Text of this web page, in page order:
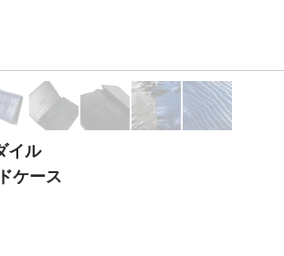
イル
ケース